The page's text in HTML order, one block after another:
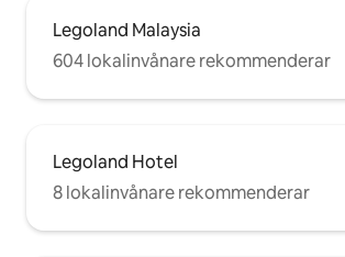
Legoland Malaysia
604 lokalinvånare rekommenderar
Legoland Hotel
8 lokalinvånare rekommenderar